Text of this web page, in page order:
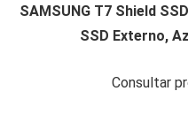
SAMSUNG T7 Shield
SSD Externo,
Consultar